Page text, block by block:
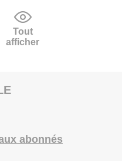
Tout
afficher
abonnés